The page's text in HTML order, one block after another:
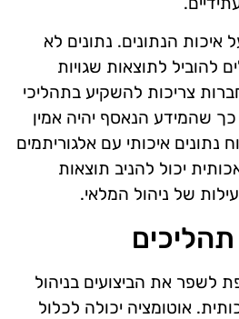
הנתונים. נתונים לא
להוביל לתוצאות שגויות
חברות צריכות להשקיע בתהליכי
כך שהמידע הנאסף יהיה אמין
נתונים איכותי עם אלגוריתמים
יכול להניב תוצאות
של ניהול המלאי.
לשפר את הביצועים בניהול
אוטומציה יכולה לכלול